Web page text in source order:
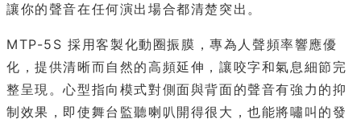
讓你的聲音在任何演出場合都清楚突出。
MTP-5S 採用客製化動圈振膜，專為人聲頻率響應優
化，提供清晰而自然的高頻延伸，讓咬字和氣息細節完
整呈現。心型指向模式對側面與背面的聲音有強力的抑
制效果，即使舞台監聽喇叭開得很大，也能將嘯叫的發